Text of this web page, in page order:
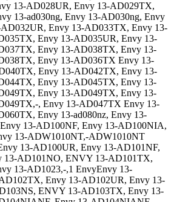
13-AD028UR, Envy 13-AD029TX,
13-ad030ng, Envy 13-AD030ng, Envy
Envy 13-AD033TX, Envy 13-
Envy 13-AD035UR, Envy 13-
Envy 13-AD038TX, Envy 13-
Envy 13-AD036TX Envy 13-
Envy 13-AD042TX, Envy 13-
Envy 13-AD045TX, Envy 13-
Envy 13-AD049TX, Envy 13-
, Envy 13-AD047TX Envy 13-
Envy 13-ad080nz, Envy 13-
13-AD100NF, Envy 13-AD100NIA,
13-ADW1010NT,-ADW1010NT
13-AD100UR, Envy 13-AD101NF,
13-AD101NO, ENVY 13-AD101TX,
13-AD1023,-,1 EnvyEnvy 13-
Envy 13-AD102UR, Envy 13-
ENVY 13-AD103TX, Envy 13-